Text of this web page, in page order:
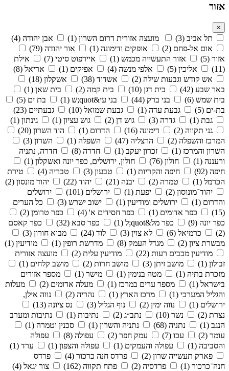
אזור
×
תל אביב (3) מועצה אזורית דרום השרון (1)
אבן יהודה (4)
אום אל-פחם (2)
אופקים ודימונה (1)
אור יהודה (79)
אזור (5)
אזור התעשייה מכמש (1) איירפוט סיטי (7)
אילת
(11)
אליכין (5) אלפי מנשה (4) אפיקים (1)
אריאל (8)
אש קודש וגבעות שילה (2)
אשדוד (38)
אשקלון (18)
באר שבע (42)
בית דגן (10) בית קמה (2)
בית שאן (1)
בית שמש (6)
בני ברק (44) בני עי&quot;ש (1)
בת ים (5)
בת-ים (5)
גבעת עדה (1) גבעת שמואל (10)
גבעתיים (23)
גבת (1)
גדרה (3) גוש דן (2) גוש עציון (1)
גינתון (1)
גני תקווה (2)
דימונה (16) הדרום (1)
הוד השרון (20)
המרכז והשפלה (2)
הרצליה (47) השפלה (1)
השרון (3)
השרון והמרכז (1)
זכרון יעקב (1) חדרה (8)
חדרה, נתניה
ורעננה (1)
חולון (76)
חולון, ירושלים, כפר יונה ואשקלון (1)
חיפה (92)
חיפה והקריות (1) טבעון (3) טבריה (4)
טירת
הכרמל (1)
טמרה (2) יבנה (21) יהוד (22)
יהוד מונסון (2)
יהוד־מונוסון (2)
יפעת (1) ירושלים (101)
ירושלים
והדרום (1)
ירושלים ומודיעין (1) ישוב ישרש (3)
כל הערים
(15)
כפר אדומים (1) כפר חסידים א' (4)
כפר טרומן (2)
כפר יונה (9)
כפר מל&quot;ל (1) כפר סבא (32)
כפר קאסם
(2)
כרמיאל (6) לא צוין (3) לוד (24)
מבוא חורון (3)
מבשרת ציון (2)
מגדל העמק (8) מדרשת רופין (1)
מודיעין (1)
מודיעין מכבים רעות (22)
מודיעין עלית (2)
מועצה אזורית
זבולון (1)
מושב זיתן (3) מושב חרות (2)
מושב קלחים (1)
מזכרת בתיה (1)
מטה בנימין (1) מישר (1)
מספר אזורים
בישראל (1)
מספר ערים במרכז (1) מעלה אדומים (2)
מעלות
והגליל המערבי (1)
מרכז הארץ (1) נהריה (2)
נווה אילן,
ירושלים (1)
נווה ימין (2) נוף הגליל (3)
נס ציונה (13)
נצרת (2)
נשר (10) נתב״ג (2) נתיבות (1)
נתיבות ומערב
הנגב (1)
נתניה (68) נתניה והשרון (1)
סכנין וטמרה (1)
עומר (2)
עכו (7) עמק חפר (2) עפולה (8)
עפולה
והסביבה (1)
עפולה והעמקים (1) עפולה והצפון (1)
ערד (1)
פארק תעשייה שרון (2)
פרדס חנה כרכור (4)
פרדס
חנה־כרכור (1)
פרדסיה (2) פתח תקווה (162)
צור יגאל (4)